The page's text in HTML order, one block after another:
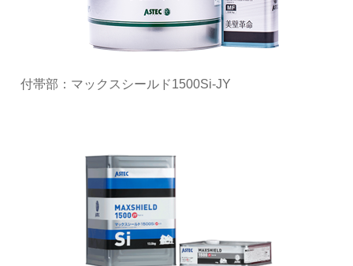
付帯部：マックスシールド1500Si-JY